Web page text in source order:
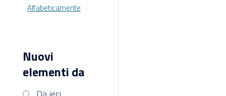
Alfabeticamente
Nuovi
elementi da